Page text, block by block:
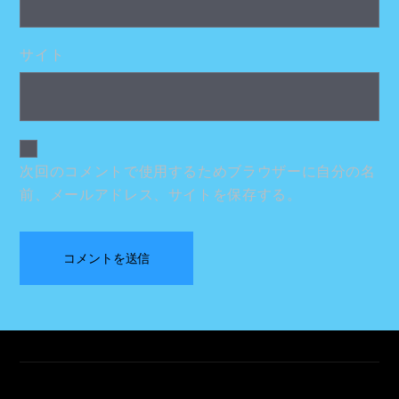
サイト
次回のコメントで使用するためブラウザーに自分の名
前、メールアドレス、サイトを保存する。